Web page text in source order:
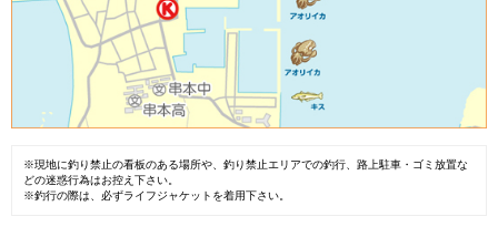
※現地に釣り禁止の看板のある場所や、釣り禁止エリアでの釣行、路上駐車・ゴミ放置な
どの迷惑行為はお控え下さい。
※釣行の際は、必ずライフジャケットを着用下さい。